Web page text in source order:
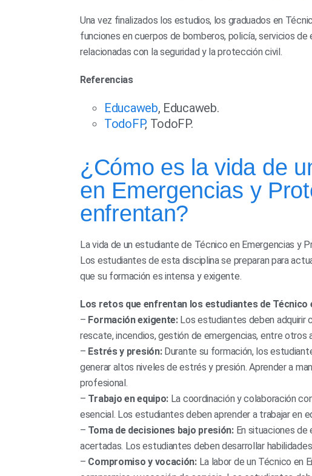
Una vez finalizados los estudios, los graduados en
funciones en cuerpos de bomberos, policía, servicios
relacionadas con la seguridad y la protección civil.
Referencias
Educaweb, Educaweb.
TodoFP, TodoFP.
¿Cómo es la vida de
en Emergencias y
enfrentan?
La vida de un estudiante de Técnico en Emergencias y
Los estudiantes de esta disciplina se preparan para
que su formación es intensa y exigente.
Los retos que enfrentan los estudiantes de Técnico
– Formación exigente:Los estudiantes deben adquirir
rescate, incendios, gestión de emergencias, entre
– Estrés y presión:Durante su formación, los
generar altos niveles de estrés y presión. Aprender a
profesional.
– Trabajo en equipo: La coordinación y colaboración
esencial. Los estudiantes deben aprender a trabajar en
– Toma de decisiones bajo presión:En situaciones de
acertadas. Los estudiantes deben desarrollar
– Compromiso y vocación:La labor de un Técnico en